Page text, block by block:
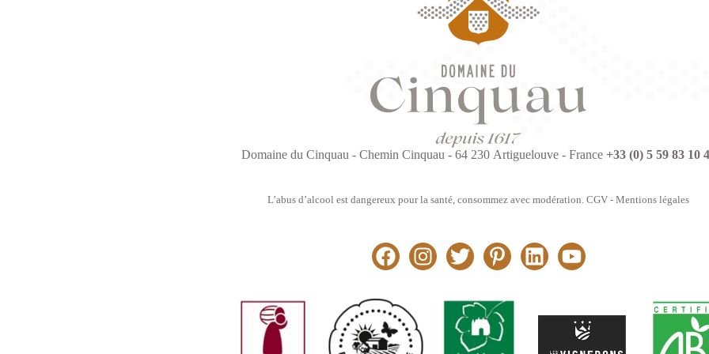
Domaine du Cinquau - Chemin Cinquau - 64 230 Artiguelouve - France +33 (0) 5 59 83 10
L’abus d’alcool est dangereux pour la santé, consommez avec modération.CGV -Mentions légales